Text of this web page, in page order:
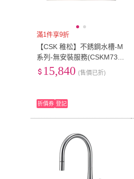
滿1件享9折
【CSK 稚松】不銹鋼水槽-M
系列-無安裝服務(CSKM734
7) 15,840 (售價已折)
折價券 登記